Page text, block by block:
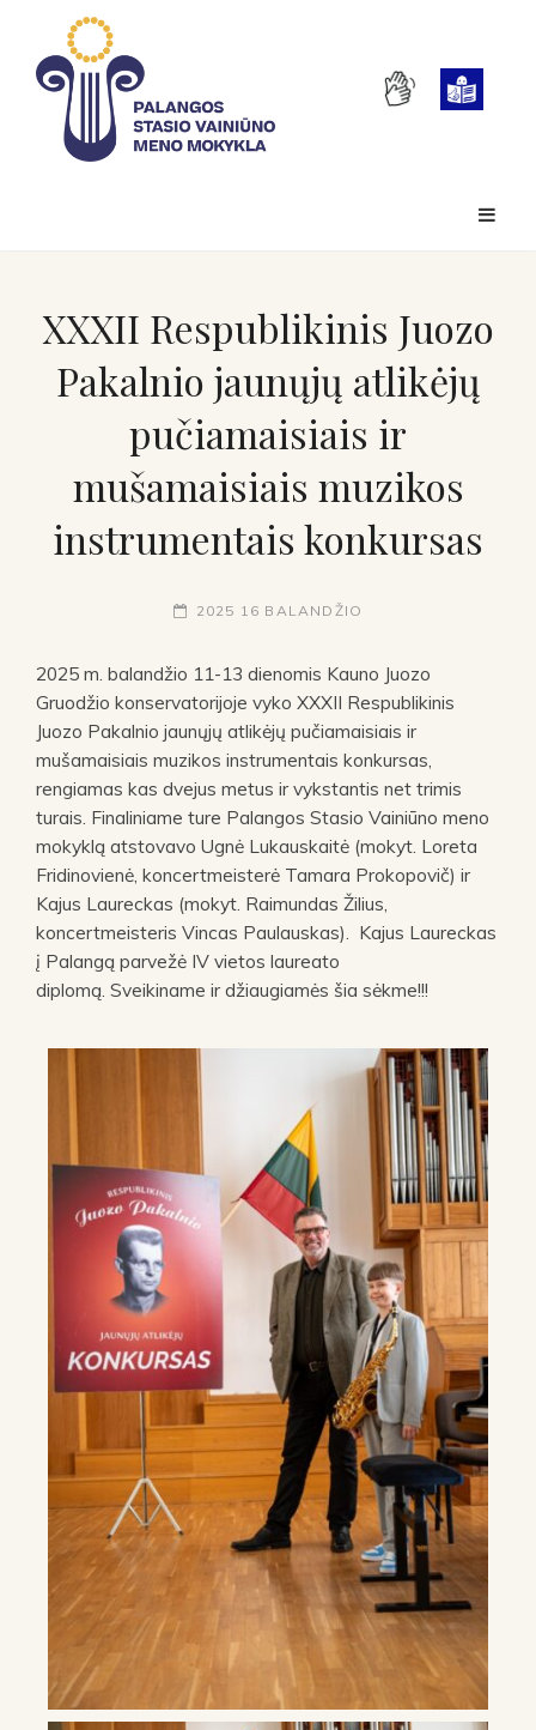
XXXII Respublikinis Juozo
Pakalnio jaunųjų atlikėjų
pučiamaisiais ir
mušamaisiais muzikos
instrumentais konkursas
2025 16 BALANDŽIO
2025 m. balandžio 11-13 dienomis Kauno Juozo
Gruodžio konservatorijoje vyko XXXII Respublikinis
Juozo Pakalnio jaunųjų atlikėjų pučiamaisiais ir
mušamaisiais muzikos instrumentais konkursas,
rengiamas kas dvejus metus ir vykstantis net trimis
turais. Finaliniame ture Palangos Stasio Vainiūno meno
mokyklą atstovavo Ugnė Lukauskaitė (mokyt. Loreta
Fridinovienė, koncertmeisterė Tamara Prokopovič) ir
Kajus Laureckas (mokyt. Raimundas Žilius,
koncertmeisteris Vincas Paulauskas). Kajus Laureckas
į Palangą parvežė IV vietos laureato
diplomą. Sveikiname ir džiaugiamės šia sėkme!!!